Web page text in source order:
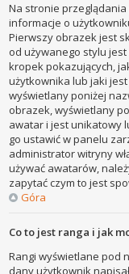
Na stronie
informacje o
Pierwszy obrazek jest
od używanego stylu
kropek pokazujących,
użytkownika lub jaki
wyświetlany poniżej
obrazek, wyświetlany
awatar i jest unikatowy
go ustawić w panelu
administrator witryny
używać awatarów,
zapytać czym to jest
Góra
Co to jest ranga i jak
Rangi wyświetlane pod
dany użytkownik